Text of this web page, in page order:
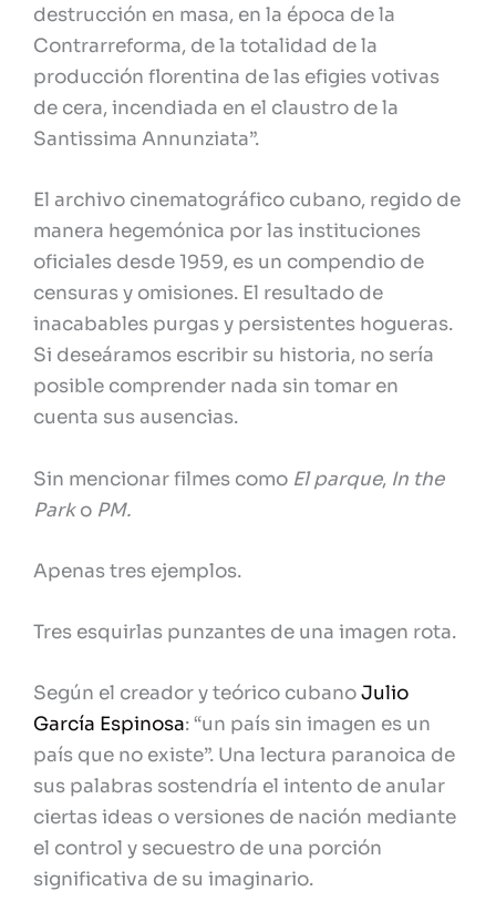
destrucción en masa, en la época de la
Contrarreforma, de la totalidad de la
producción florentina de las efigies votivas
de cera, incendiada en el claustro de la
Santissima Annunziata”.
El archivo cinematográfico cubano, regido de
manera hegemónica por las instituciones
oficiales desde 1959, es un compendio de
censuras y omisiones. El resultado de
inacabables purgas y persistentes hogueras.
Si deseáramos escribir su historia, no sería
posible comprender nada sin tomar en
cuenta sus ausencias.
Sin mencionar filmes como El parque, In the
Parko PM.
Apenas tres ejemplos.
Tres esquirlas punzantes de una imagen rota.
Según el creador y teórico cubanoJulio
García Espinosa: “un país sin imagen es un
país que no existe”. Una lectura paranoica de
sus palabras sostendría el intento de anular
ciertas ideas o versiones de nación mediante
el control y secuestro de una porción
significativa de su imaginario.